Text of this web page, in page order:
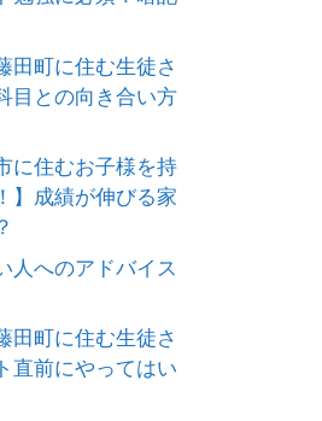
田町に住む生徒さ
目との向き合い方
に住むお子様を持
】成績が伸びる家
人へのアドバイス
田町に住む生徒さ
直前にやってはい